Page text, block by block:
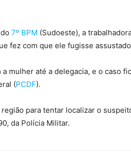
7º BPM (Sudoeste), a
fez com que ele fugisse
mulher até a delegacia, e o caso
(PCDF).
para tentar localizar o
da Polícia Militar.